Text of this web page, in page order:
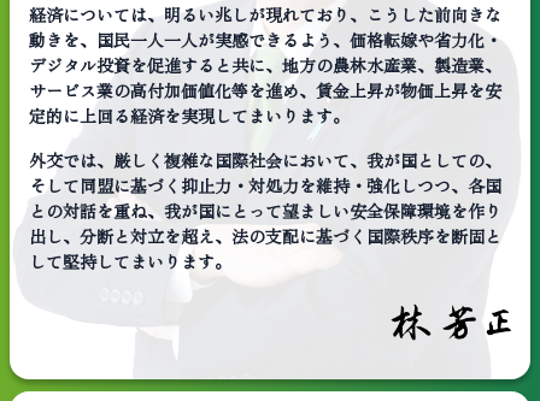
経済については、明るい兆しが現れており、こうした前向きな
動きを、国民一人一人が実感できるよう、価格転嫁や省力化・
デジタル投資を促進すると共に、地方の農林水産業、製造業、
サービス業の高付加価値化等を進め、賃金上昇が物価上昇を安
定的に上回る経済を実現してまいります。
外交では、厳しく複雑な国際社会において、我が国としての、
そして同盟に基づく抑止力・対処力を維持・強化しつつ、各国
との対話を重ね、我が国にとって望ましい安全保障環境を作り
出し、分断と対立を超え、法の支配に基づく国際秩序を断固と
して堅持してまいります。